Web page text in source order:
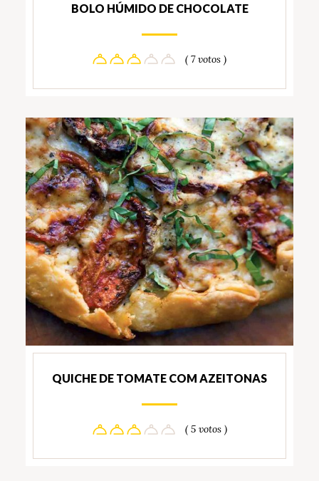
BOLO HÚMIDO DE CHOCOLATE
( 7 votos )
QUICHE DE TOMATE COM AZEITONAS
( 5 votos )